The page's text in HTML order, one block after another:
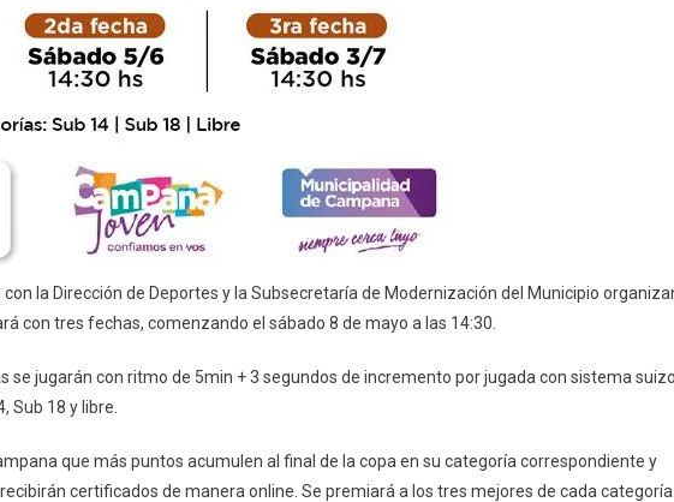
con la Dirección de Deportes y la Subsecretaría de Modernización del Municipio
con tres fechas, comenzando el sábado 8 de mayo a las 14:30.
se jugarán con ritmo de 5min + 3 segundos de incremento por jugada con sistema
Sub 18 y libre.
que más puntos acumulen al final de la copa en su categoría correspondiente y
certificados de manera online. Se premiará a los tres mejores de cada